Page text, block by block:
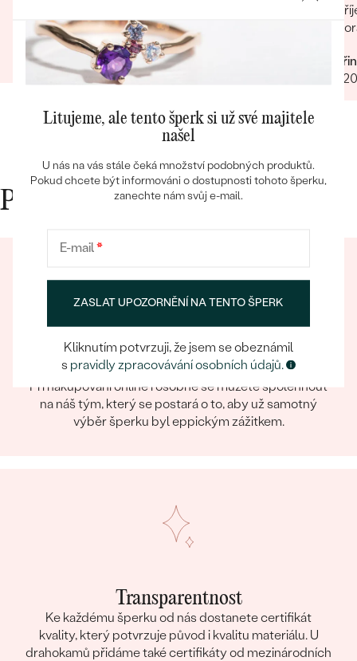
Bestsellery
Filip
12.03.2025
Zobrazit celou recenzi
Proč nakupovat v Eppi
Eppický zážitek
Při nakupování online i osobně se můžete spolehnout
na náš tým, který se postará o to, aby už samotný
výběr šperku byl eppickým zážitkem.
Transparentnost
Ke každému šperku od nás dostanete certifikát
kvality, který potvrzuje původ i kvalitu materiálu. U
drahokamů přidáme také certifikáty od mezinárodních
Litujeme, ale tento šperk si už své majitele
našel
U nás na vás stále čeká množství podobných produktů.
Pokud chcete být informováni o dostupnosti tohoto šperku,
zanechte nám svůj e-mail.
E-mail*
ZASLAT UPOZORNĚNÍ NA TENTO ŠPERK
Kliknutím potvrzuji, že jsem se obeznámil
s pravidly zpracovávání osobních údajů.